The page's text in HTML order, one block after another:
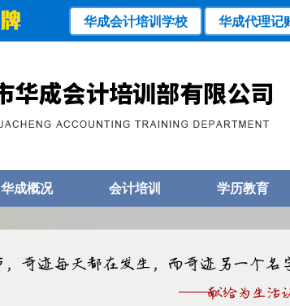
华成会计培训学校 华成代理记
华成概况 会计培训 学历教育